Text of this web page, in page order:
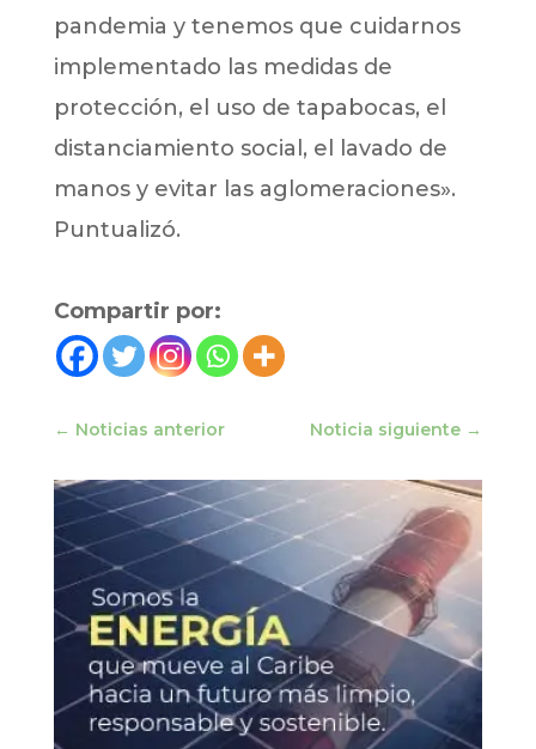
pandemia y tenemos que cuidarnos
implementado las medidas de
protección, el uso de tapabocas, el
distanciamiento social, el lavado de
manos y evitar las aglomeraciones».
Puntualizó.
Compartir por:
← Noticias anterior Noticia siguiente →